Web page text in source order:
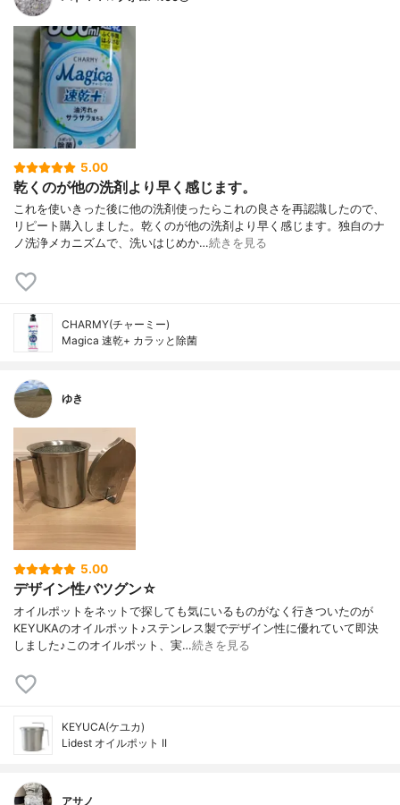
5.00
乾くのが他の洗剤より早く感じます。
これを使いきった後に他の洗剤使ったらこれの良さを再認識したので、
リピート購入しました。乾くのが他の洗剤より早く感じます。独自のナ
ノ洗浄メカニズムで、洗いはじめか…続きを見る
CHARMY(チャーミー)
Magica 速乾+ カラッと除菌
ゆき
5.00
デザイン性バツグン☆
オイルポットをネットで探しても気にいるものがなく行きついたのが
KEYUKAのオイルポット♪ステンレス製でデザイン性に優れていて即決
しました♪このオイルポット、実…続きを見る
KEYUCA(ケユカ)
Lidest オイルポット II
アサノ